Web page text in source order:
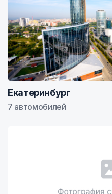
Екатеринбург
7 автомобилей